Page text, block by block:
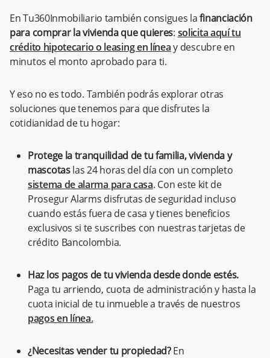
En Tu360Inmobiliario también consigues lafinanciación
para comprar la vivienda que quieres: solicita aquí tu
crédito hipotecario o leasing en líneay descubre en
minutos el monto aprobado para ti.
Y eso no es todo. También podrás explorar otras
soluciones que tenemos para que disfrutes la
cotidianidad de tu hogar:
Protege la tranquilidad de tu familia, vivienda y
mascotaslas 24 horas del día con un completo
sistema de alarma para casa. Con este kit de
Prosegur Alarms disfrutas de seguridad incluso
cuando estás fuera de casa y tienes beneficios
exclusivos si te suscribes con nuestras tarjetas de
crédito Bancolombia.
Haz los pagos de tu vivienda desde donde estés.
Paga tu arriendo, cuota de administración y hasta la
cuota inicial de tu inmueble a través de nuestros
pagos en línea.
¿Necesitas vender tu propiedad?En